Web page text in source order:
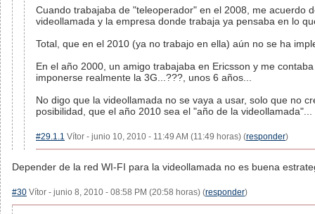
Cuando trabajaba de "teleoperador" en el 2008, me acuerdo
videollamada y la empresa donde trabaja ya pensaba en lo
Total, que en el 2010 (ya no trabajo en ella) aún no se ha
En el año 2000, un amigo trabajaba en Ericsson y me
imponerse realmente la 3G...???, unos 6 años...
No digo que la videollamada no se vaya a usar, solo que no
posibilidad, que el año 2010 sea el "año de la videollamada"...
#29.1.1 Vítor - junio 10, 2010 - 11:49 AM (11:49 horas) (responder)
Depender de la red WI-FI para la videollamada no es buena
#30 Vítor - junio 8, 2010 - 08:58 PM (20:58 horas) (responder)